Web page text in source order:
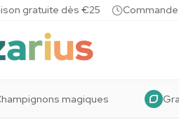
gratuite dès €25
magiques